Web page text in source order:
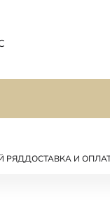
РЯДДОСТАВКА И